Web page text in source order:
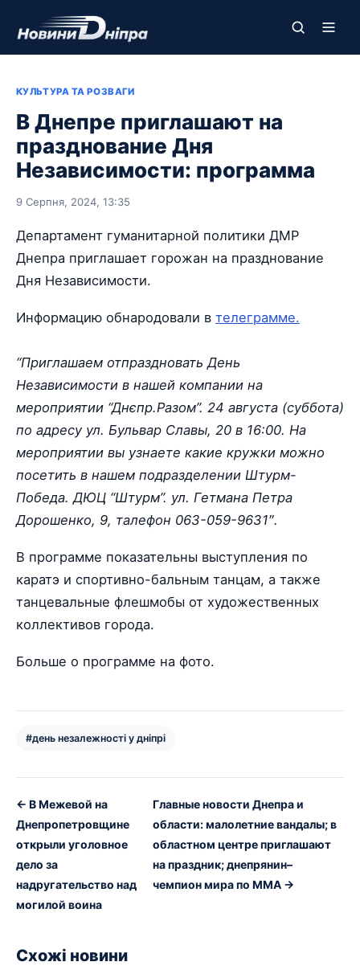
КУЛЬТУРА ТА РОЗВАГИ
В Днепре приглашают на
празднование Дня
Независимости: программа
9 Серпня, 2024, 13:35
Департамент гуманитарной политики ДМР
Днепра приглашает горожан на празднование
Дня Независимости.
Информацию обнародовали в телеграмме.
“Приглашаем отпраздновать День
Независимости в нашей компании на
мероприятии “Днєпр.Разом”. 24 августа (суббота)
по адресу ул. Бульвар Славы, 20 в 16:00. На
мероприятии вы узнаете какие кружки можно
посетить в нашем подразделении Штурм-
Победа. ДЮЦ “Штурм”. ул. Гетмана Петра
Дорошенко, 9, талефон 063-059-9631″.
В программе показательны выступления по
каратэ и спортивно-бальным танцам, а также
танцевальные флешмобы от художественных
коллективов города.
Больше о программе на фото.
#день незалежності у дніпрі
← В Межевой на
Днепропетровщине
открыли уголовное
дело за
надругательство над
могилой воина
Главные новости Днепра и
области: малолетние вандалы; в
областном центре приглашают
на праздник; днепрянин–
чемпион мира по ММА →
Схожі новини